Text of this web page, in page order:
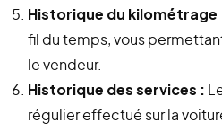
Historique du kilométrage
fil du temps, vous
le vendeur.
Historique des services :
régulier effectué sur la